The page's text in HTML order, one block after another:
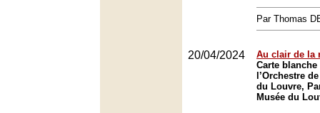
Par Thomas
20/04/2024
Au clair de la
Carte blanche
l’Orchestre
du Louvre,
Musée du